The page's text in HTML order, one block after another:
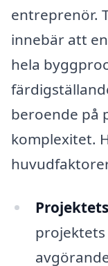
entreprenör.
innebär att
hela
beroende på
komplexitet.